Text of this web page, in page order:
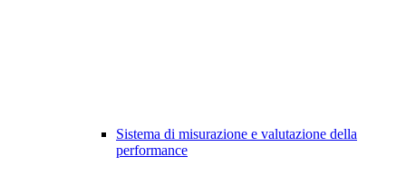
Sistema di misurazione e valutazione della
performance